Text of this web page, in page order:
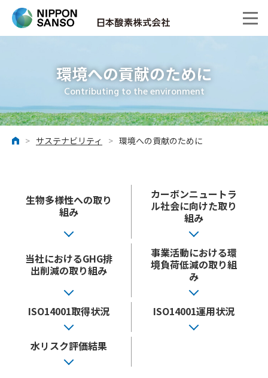
環境への貢献のために
Contributing to the environment
ホーム
> サステナビリティ > 環境への貢献のために
生物多様性への取り
組み
カーボンニュートラ
ル社会に向けた取り
組み
当社におけるGHG排
出削減の取り組み
事業活動における環
境負荷低減の取り組
み
ISO14001取得状況 ISO14001運用状況
水リスク評価結果